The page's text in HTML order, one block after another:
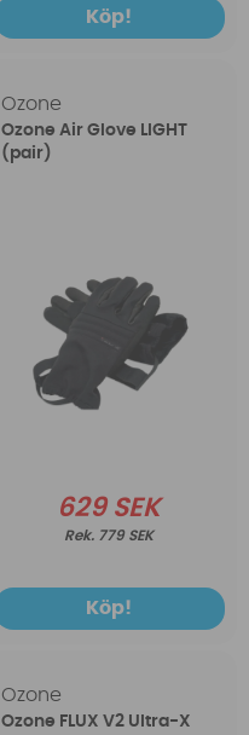
Köp!
Ozone
Ozone Air Glove LIGHT
(pair)
629 SEK
779 SEK
Köp!
Ozone
Ozone FLUX V2 Ultra-X